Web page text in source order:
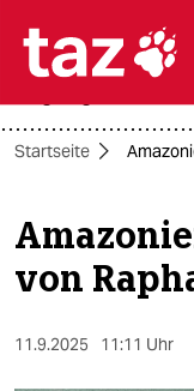

themen
politik
usa
Startseite
von
11.9.2025 11:11 Uhr